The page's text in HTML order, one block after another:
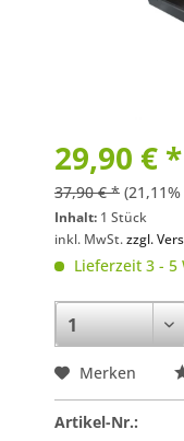
29,90 € *
37,90 € *
Inhalt: 1 Stück
inkl. MwSt.zzgl.
Lieferzeit 3 - 5
Merken
Artikel-Nr.: